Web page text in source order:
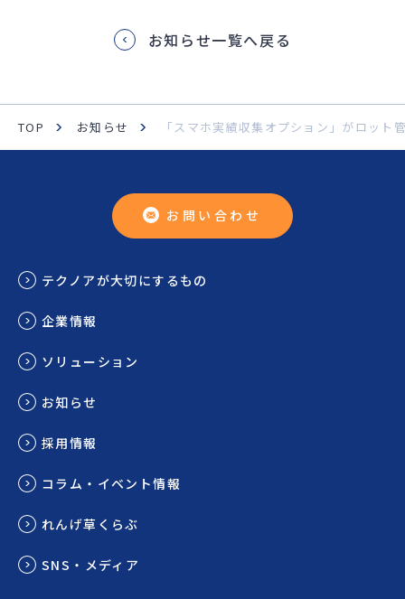
お知らせ一覧へ戻る
TOP お知らせ 「スマホ実績収集オプション」がロット
お問い合わせ
テクノアが大切にするもの
企業情報
ソリューション
お知らせ
採用情報
コラム・イベント情報
れんげ草くらぶ
SNS・メディア